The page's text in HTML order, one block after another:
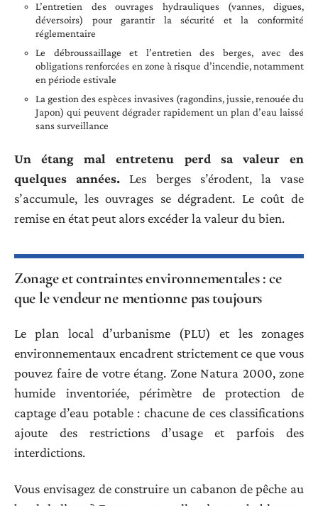
L’entretien des ouvrages hydrauliques (vannes, digues,
déversoirs) pour garantir la sécurité et la conformité
réglementaire
Le débroussaillage et l’entretien des berges, avec des
obligations renforcées en zone à risque d’incendie, notamment
en période estivale
La gestion des espèces invasives (ragondins, jussie, renouée du
Japon) qui peuvent dégrader rapidement un plan d’eau laissé
sans surveillance
Un étang mal entretenu perd sa valeur en
quelques années. Les berges s’érodent, la vase
s’accumule, les ouvrages se dégradent. Le coût de
remise en état peut alors excéder la valeur du bien.
Zonage et contraintes environnementales : ce
que le vendeur ne mentionne pas toujours
Le plan local d’urbanisme (PLU) et les zonages
environnementaux encadrent strictement ce que vous
pouvez faire de votre étang. Zone Natura 2000, zone
humide inventoriée, périmètre de protection de
captage d’eau potable : chacune de ces classifications
ajoute des restrictions d’usage et parfois des
interdictions.
Vous envisagez de construire un cabanon de pêche au